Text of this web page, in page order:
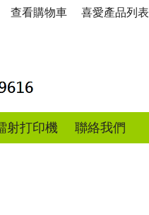
喜愛產品列表
查看購物車
射打印機 聯絡我們